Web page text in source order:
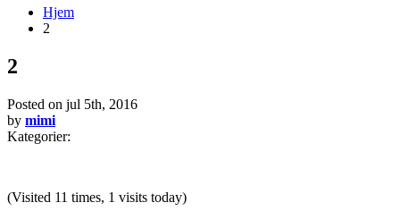
Hjem
2
2
Posted on jul 5th, 2016
by mimi
Kategorier:
(Visited 11 times, 1 visits today)